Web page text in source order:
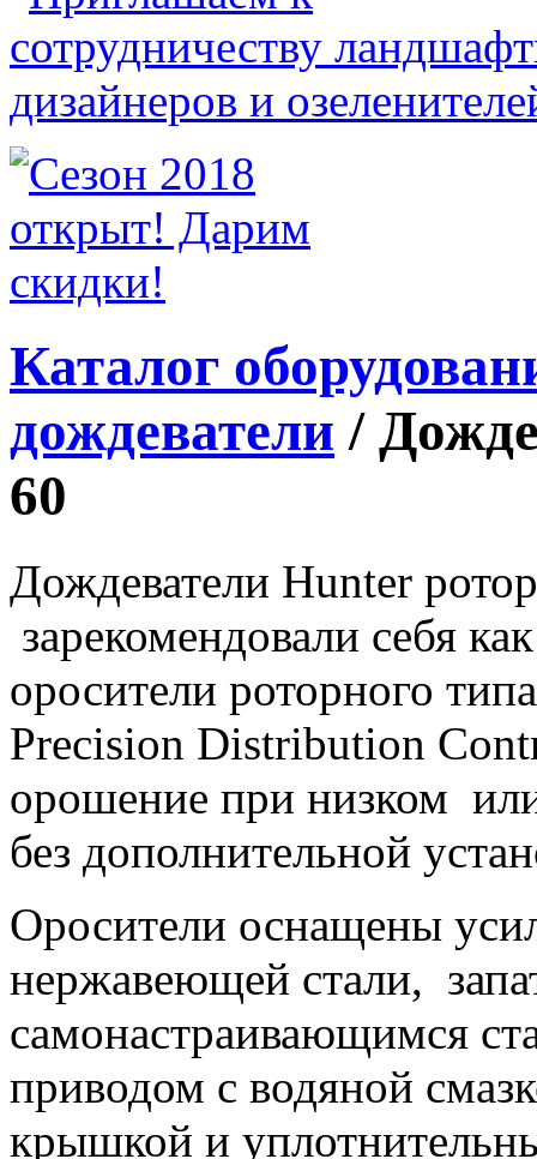
Каталог
дождеватели /
60
Дождеватели Hunter
зарекомендовали себя
оросители роторного
Precision Distribution
орошение при низком
без дополнительной
Оросители оснащены
нержавеющей стали,
самонастраивающимся
приводом с водяной
крышкой и